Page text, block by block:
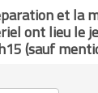
et la
ont lieu le
(sauf